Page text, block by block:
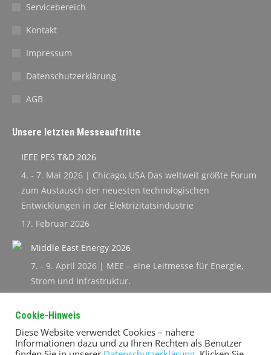
Servicebereich
Kontakt
Impressum
Datenschutzerklärung
AGB
Unsere letzten Messeauftritte
IEEE PES T&D 2026
4. - 7. Mai 2026 | Chicago, USA Das weltweit größte Forum
zum Austausch der neuesten technologischen
Entwicklungen in der Elektrizitätsindustrie
17. Februar 2026
Middle East Energy 2026
7. - 9. April 2026 | MEE – eine Leitmesse für Energie,
Strom und Infrastruktur.
9. – 12.09.2025 | Die GASTEC gilt als eine der
Cookie-Hinweis
Diese Website verwendet Cookies – nähere
Informationen dazu und zu Ihren Rechten als Benutzer